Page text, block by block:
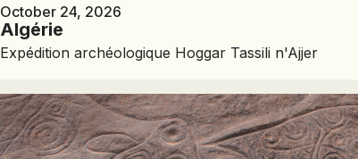
October 24, 2026
Algérie
Expédition archéologique Hoggar Tassili n'Ajjer